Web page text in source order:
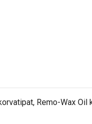
Remo-Wax